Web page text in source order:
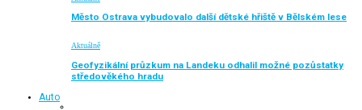
Město Ostrava vybudovalo další dětské hřiště v Bělském lese
Aktuálně
Geofyzikální průzkum na Landeku odhalil možné pozůstatky
středověkého hradu
Auto